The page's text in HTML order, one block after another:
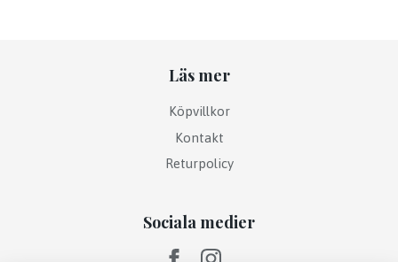
Läs mer
Köpvillkor
Kontakt
Returpolicy
Sociala medier